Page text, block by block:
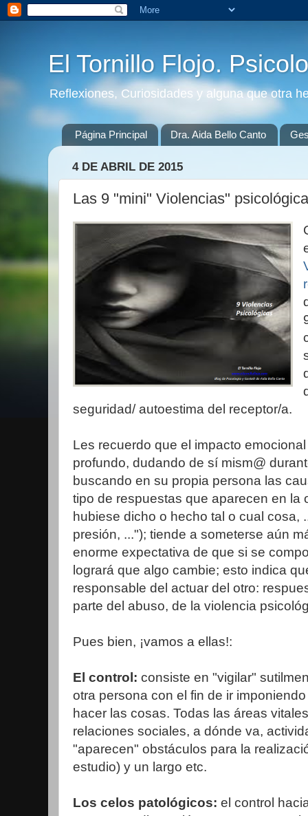
El Tornillo Flojo.
Reflexiones, Curiosidades y alguna que otra
Página Principal Dra. Aida Bello Canto
4 DE ABRIL DE 2015
Las 9 "mini" Violencias"
seguridad/ autoestima del receptor/a.
Les recuerdo que el impacto
profundo, dudando de sí mism@
buscando en su propia persona las
tipo de respuestas que aparecen en la
hubiese dicho o hecho tal o cual cosa,
presión, ..."); tiende a someterse aún
enorme expectativa de que si se
logrará que algo cambie; esto indica
responsable del actuar del otro:
parte del abuso, de la violencia
Pues bien, ¡vamos a ellas!:
El control: consiste en "vigilar"
otra persona con el fin de ir
hacer las cosas. Todas las áreas
relaciones sociales, a dónde va,
"aparecen" obstáculos para la
estudio) y un largo etc.
Los celos patológicos: el control